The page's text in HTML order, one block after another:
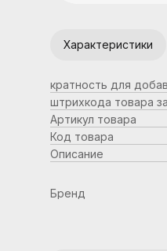
Характеристики
кратность для
штрихкода товара
Артикул товара
Код товара
Описание
Бренд